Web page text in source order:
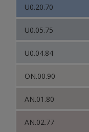
U0.20.70
U0.05.75
U0.04.84
ON.00.90
AN.01.80
AN.02.77